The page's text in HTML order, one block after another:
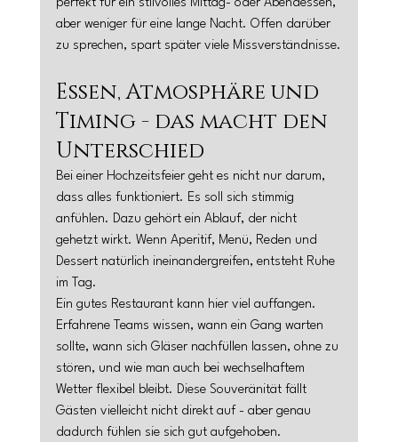
perfekt für ein stilvolles Mittag- oder Abendessen,
aber weniger für eine lange Nacht. Offen darüber
zu sprechen, spart später viele Missverständnisse.
Essen, Atmosphäre und
Timing - das macht den
Unterschied
Bei einer Hochzeitsfeier geht es nicht nur darum,
dass alles funktioniert. Es soll sich stimmig
anfühlen. Dazu gehört ein Ablauf, der nicht
gehetzt wirkt. Wenn Aperitif, Menü, Reden und
Dessert natürlich ineinandergreifen, entsteht Ruhe
im Tag.
Ein gutes Restaurant kann hier viel auffangen.
Erfahrene Teams wissen, wann ein Gang warten
sollte, wann sich Gläser nachfüllen lassen, ohne zu
stören, und wie man auch bei wechselhaftem
Wetter flexibel bleibt. Diese Souveränität fällt
Gästen vielleicht nicht direkt auf - aber genau
dadurch fühlen sie sich gut aufgehoben.